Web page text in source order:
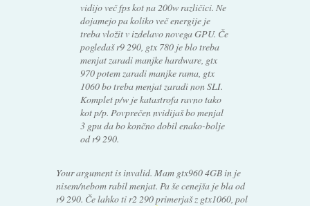
vidijo več fps kot na 200w različici. Ne
dojamejo pa koliko več energije je
treba vložit v izdelavo novega GPU. Če
pogledaš r9 290, gtx 780 je blo treba
menjat zaradi manjke hardware, gtx
970 potem zaradi manjke rama, gtx
1060 bo treba menjat zaradi non SLI.
Komplet p/w je katastrofa ravno tako
kot p/p. Povprečen nvidijaš bo menjal
3 gpu da bo končno dobil enako-bolje
od r9 290.
Your argument is invalid. Mam gtx960 4GB in je
nisem/nebom rabil menjat. Pa še cenejša je bla od
r9 290. Če lahko ti r2 290 primerjaš z gtx1060, pol